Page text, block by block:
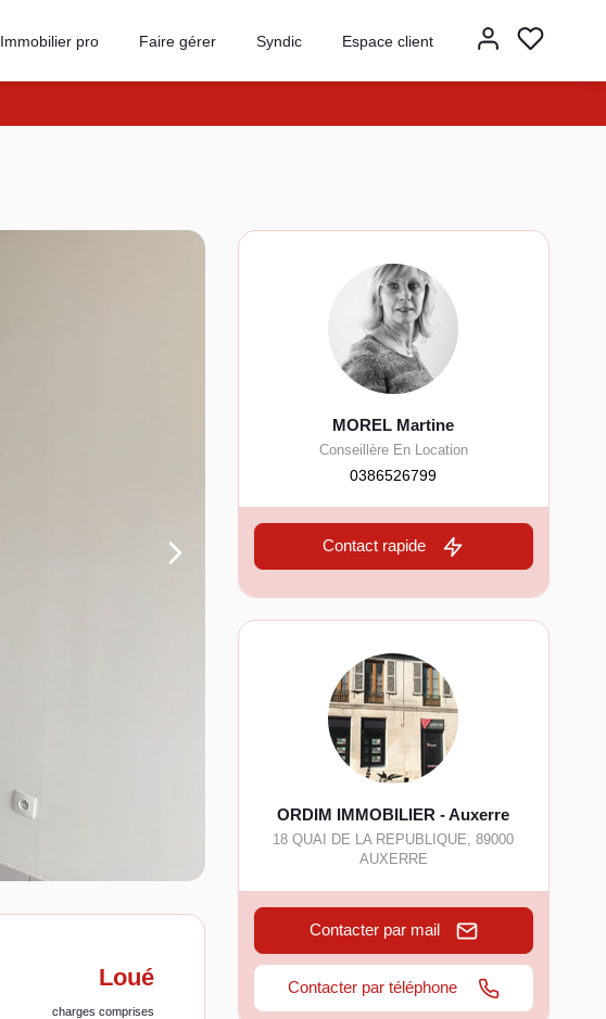
Immobilier pro Faire gérer Syndic Espace client
Loué
charges comprises
MOREL Martine
Conseillère En Location
0386526799
Contact rapide
ORDIM IMMOBILIER - Auxerre
18 QUAI DE LA REPUBLIQUE,89000
AUXERRE
Contacter par mail
Contacter par téléphone